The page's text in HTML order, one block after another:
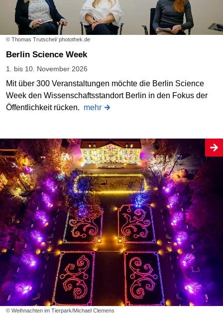
© Thomas Trutschel/ photothek.de
Berlin Science Week
1. bis 10. November 2026
Mit über 300 Veranstaltungen möchte die Berlin Science
Week den Wissenschaftsstandort Berlin in den Fokus der
Öffentlichkeit rücken. mehr
© Weihnachten im Tierpark/Michael Clemens